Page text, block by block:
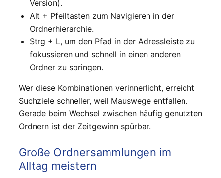
Version).
Alt + Pfeiltasten zum Navigieren in der
Ordnerhierarchie.
Strg + L, um den Pfad in der Adressleiste zu
fokussieren und schnell in einen anderen
Ordner zu springen.
Wer diese Kombinationen verinnerlicht, erreicht
Suchziele schneller, weil Mauswege entfallen.
Gerade beim Wechsel zwischen häufig genutzten
Ordnern ist der Zeitgewinn spürbar.
Große Ordnersammlungen im
Alltag meistern